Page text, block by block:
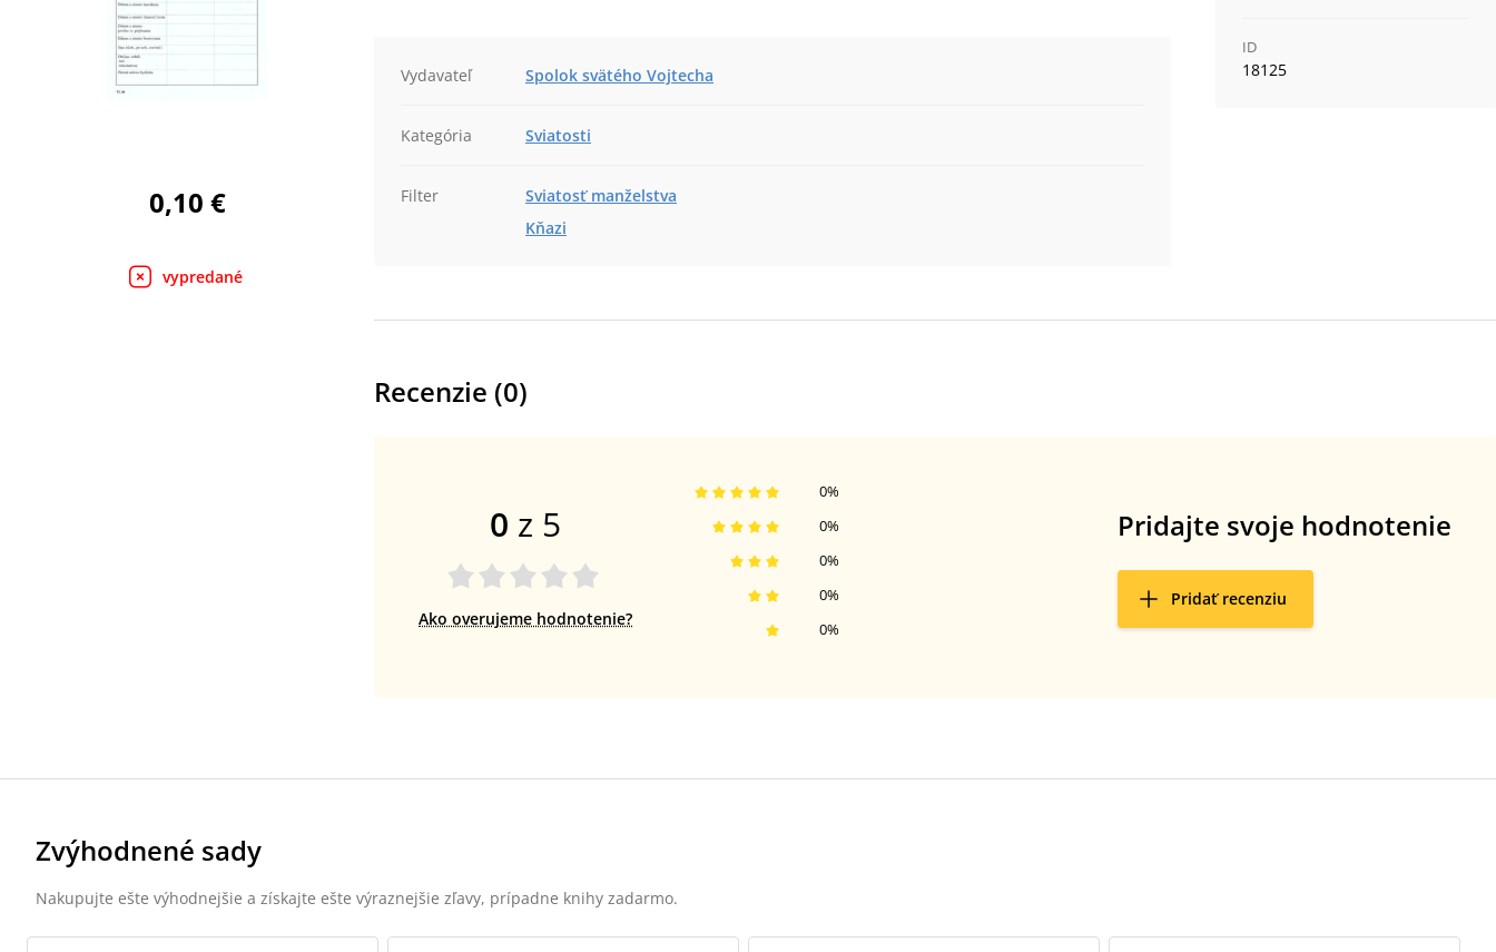
0,10 €
vypredané
Vydavateľ Spolok svätého Vojtecha
Kategória Sviatosti
Filter
Sviatosť manželstva
Kňazi
ID
18125
Recenzie (0)
0 z 5
Ako overujeme hodnotenie? 0%
0%
0%
0%
0%
Pridajte svoje hodnotenie
Pridať recenziu
Zvýhodnené sady
Nakupujte ešte výhodnejšie a získajte ešte výraznejšie zľavy, prípadne knihy zadarmo.